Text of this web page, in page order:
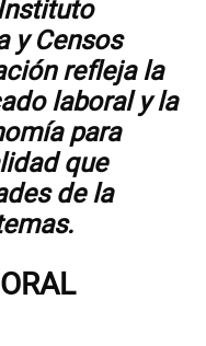
y Censos
refleja la
laboral y la
para
que
de la